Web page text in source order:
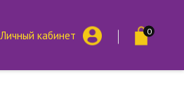
Личный кабинет 0